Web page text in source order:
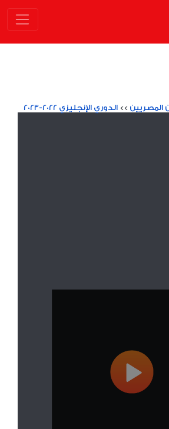
المصريين >> الدوري الإنجليزي 2022-2023